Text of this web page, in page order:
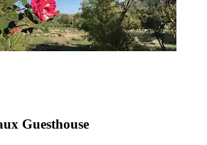
Guesthouse